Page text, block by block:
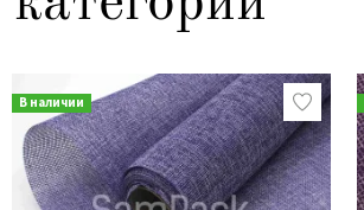
В наличии